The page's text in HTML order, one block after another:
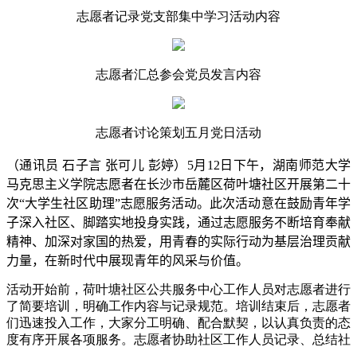
志愿者记录党支部集中学习活动内容
志愿者汇总参会党员发言内容
志愿者讨论策划五月党日活动
（通讯员 石子言 张可儿 彭婷） 5月 12 日下午，湖南师范大学
马克思主义学院志愿者在长沙市岳麓区荷叶塘社区开展第二十
次“大学生社区助理”志愿服务活动。此次活动意在鼓励青年学
子深入社区、脚踏实地投身实践，通过志愿服务不断培育奉献
精神、加深对家国的热爱，用青春的实际行动为基层治理贡献
力量，在新时代中展现青年的风采与价值。
活动开始前，荷叶塘社区公共服务中心工作人员对志愿者进行
了简要培训，明确工作内容与记录规范。培训结束后，志愿者
们迅速投入工作，大家分工明确、配合默契，以认真负责的态
度有序开展各项服务。志愿者协助社区工作人员记录、总结社